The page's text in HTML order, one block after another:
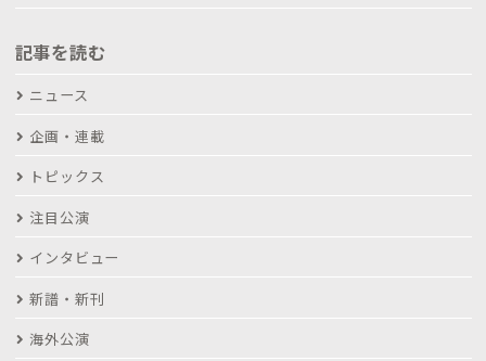
記事を読む
ニュース
企画・連載
トピックス
注目公演
インタビュー
新譜・新刊
海外公演